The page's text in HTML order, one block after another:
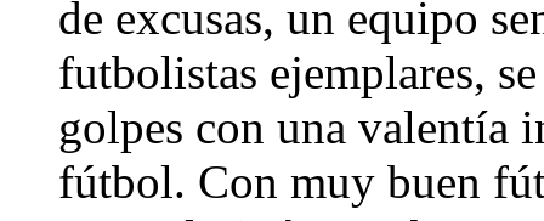
de excusas, un equipo
futbolistas ejemplares,
golpes con una valentía
fútbol. Con muy buen